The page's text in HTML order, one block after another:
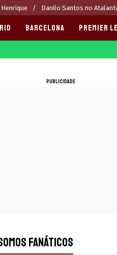
Danilo Santos no
BARCELONA PREMIER
PUBLICIDADE
FANÁTICOS